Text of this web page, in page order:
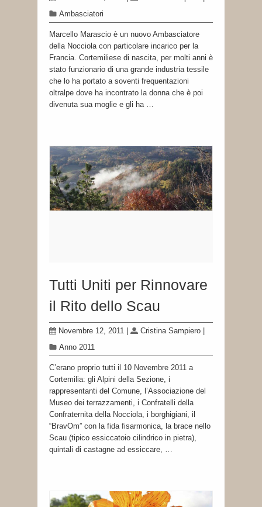
Ambasciatori
Marcello Marascio è un nuovo Ambasciatore
della Nocciola con particolare incarico per la
Francia. Cortemiliese di nascita, per molti anni è
stato funzionario di una grande industria tessile
che lo ha portato a soventi frequentazioni
oltralpe dove ha incontrato la donna che è poi
divenuta sua moglie e gli ha …
Tutti Uniti per Rinnovare
il Rito dello Scau
Novembre 12, 2011 Cristina Sampiero
Anno 2011
C’erano proprio tutti il 10 Novembre 2011 a
Cortemilia: gli Alpini della Sezione, i
rappresentanti del Comune, l’Associazione del
Museo dei terrazzamenti, i Confratelli della
Confraternita della Nocciola, i borghigiani, il
“BravOm” con la fida fisarmonica, la brace nello
Scau (tipico essiccatoio cilindrico in pietra),
quintali di castagne ad essiccare, …